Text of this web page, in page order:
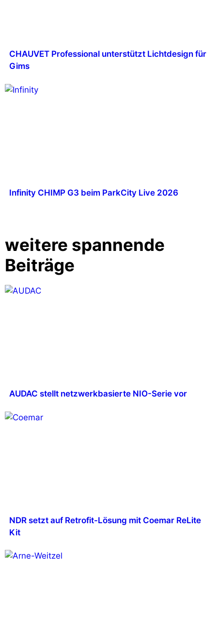
CHAUVET Professional unterstützt Lichtdesign für
Gims
Infinity CHIMP G3 beim ParkCity Live 2026
weitere spannende
Beiträge
AUDAC stellt netzwerkbasierte NIO-Serie vor
NDR setzt auf Retrofit-Lösung mit Coemar ReLite
Kit